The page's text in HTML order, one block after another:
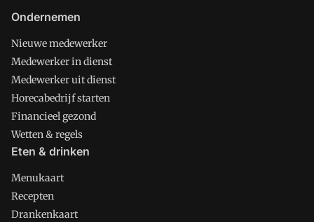
Ondernemen
Nieuwe medewerker
Medewerker in dienst
Medewerker uit dienst
Horecabedrijf starten
Financieel gezond
Wetten & regels
Eten & drinken
Menukaart
Recepten
Drankenkaart